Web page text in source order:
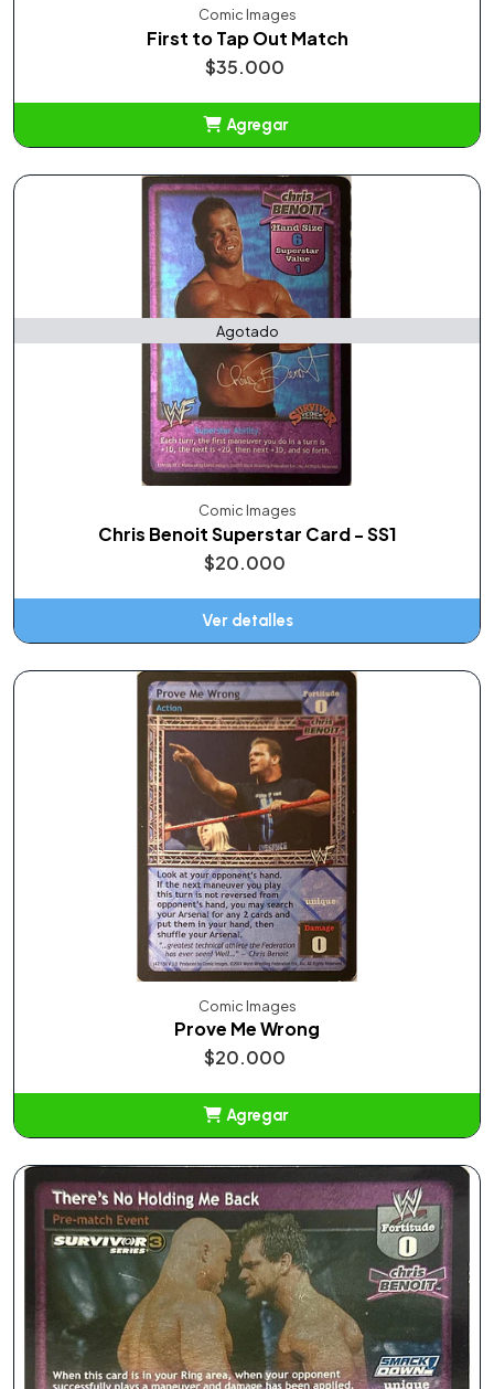
Comic Images
First to Tap Out Match
$35.000
Agregar
Agotado
Comic Images
Chris Benoit Superstar Card - SS1
$20.000
Ver detalles
Comic Images
Prove Me Wrong
$20.000
Agregar